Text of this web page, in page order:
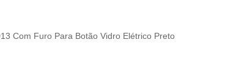
Com Furo Para Botão Vidro Elétrico Preto